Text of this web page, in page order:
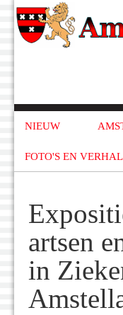
NIEUW
FOTO'S EN
artsen
in